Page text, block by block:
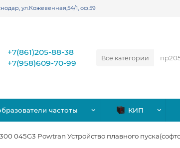
ул.Кожевенная,54/1, оф.59
Все категории
+7(861)205-88-38
+7(958)609-70-99
частоты КИП
045G3 Powtran Устройство плавного